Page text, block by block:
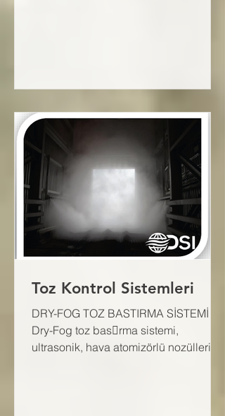
Toz Kontrol Sistemleri
DRY-FOG TOZ BASTIRMA SİSTEMİ
Dry-Fog toz bas􀆨rma sistemi,
ultrasonik, hava atomizörlü nozülleri ile